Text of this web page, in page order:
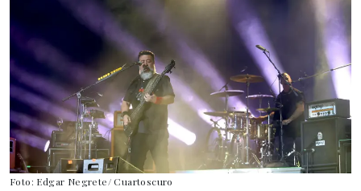
Foto: Edgar Negrete/ Cuartoscuro